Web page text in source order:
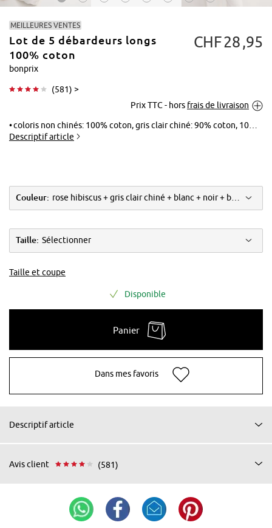
agrandir
MEILLEURES VENTES
Lot de 5 débardeurs longs
100% coton
bonprix
(581) >
CHF28 95
Prix TTC - hors frais de livraison
coloris non chinés: 100% coton, gris clair chiné: 90% coton, 10% viscose
Descriptif article
Couleur: rose hibiscus + gris clair chiné + blanc + noir + bleu foncé
Taille: Sélectionner
Taille et coupe
Disponible
Panier
Dans mes favoris
Descriptif article
Avis client (581)